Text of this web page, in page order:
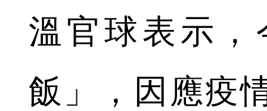
溫官球表示
飯」，因應疫